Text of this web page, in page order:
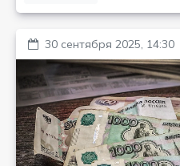
30 сентября 2025, 14:30